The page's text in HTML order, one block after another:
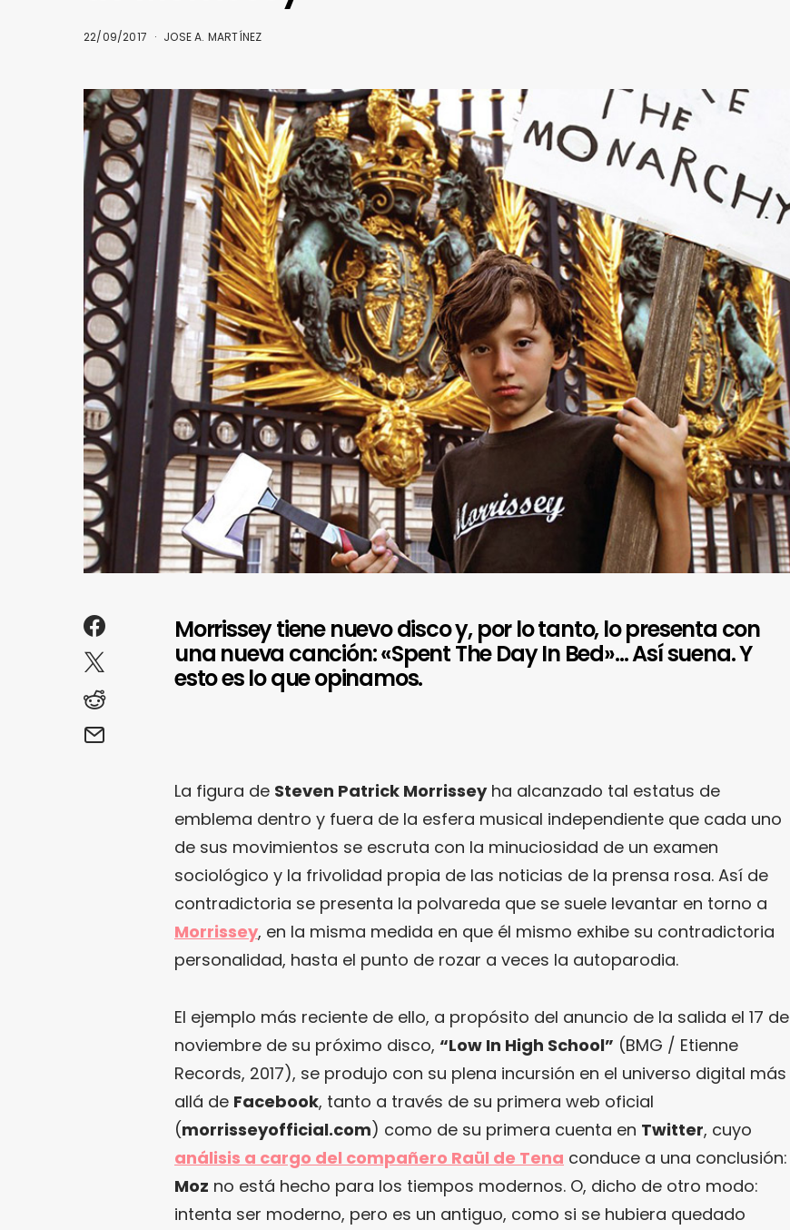
22/09/2017 JOSE A. MARTÍNEZ
Morrissey tiene nuevo disco y, por lo tanto, lo presenta con
una nueva canción: «Spent The Day In Bed»… Así suena. Y
esto es lo que opinamos.
La figura de Steven Patrick Morrisseyha alcanzado tal estatus de
emblema dentro y fuera de la esfera musical independiente que cada uno
de sus movimientos se escruta con la minuciosidad de un examen
sociológico y la frivolidad propia de las noticias de la prensa rosa. Así de
contradictoria se presenta la polvareda que se suele levantar en torno a
Morrissey, en la misma medida en que él mismo exhibe su contradictoria
personalidad, hasta el punto de rozar a veces la autoparodia.
El ejemplo más reciente de ello, a propósito del anuncio de la salida el 17 de
noviembre de su próximo disco, “Low In High School” (BMG / Etienne
Records, 2017), se produjo con su plena incursión en el universo digital más
allá de Facebook, tanto a través de su primera web oficial
(morrisseyofficial.com) como de su primera cuenta en Twitter, cuyo
análisis a cargo del compañero Raül de Tena conduce a una conclusión:
Moz no está hecho para los tiempos modernos. O, dicho de otro modo:
intenta ser moderno, pero es un antiguo, como si se hubiera quedado